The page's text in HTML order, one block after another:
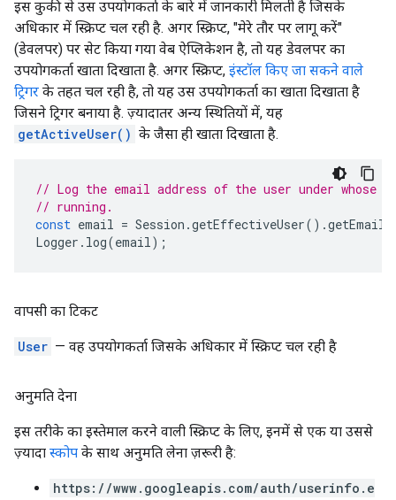
इस कुकी से उस उपयोगकर्ता के बारे में जानकारी मिलती है जिसके
अधिकार में स्क्रिप्ट चल रही है. अगर स्क्रिप्ट, "मेरे तौर पर लागू करें"
(डेवलपर) पर सेट किया गया वेब ऐप्लिकेशन है, तो यह डेवलपर का
उपयोगकर्ता खाता दिखाता है. अगर स्क्रिप्ट, इंस्टॉल किए जा सकने वाले
ट्रिगर के तहत चल रही है, तो यह उस उपयोगकर्ता का खाता दिखाता है
जिसने ट्रिगर बनाया है. ज़्यादातर अन्य स्थितियों में, यह
getActiveUser() के जैसा ही खाता दिखाता है.
// Log the email address of the user under
// running.
const email = Session .getEffectiveUser().getEmail
Logger . log(email);
वापसी का टिकट
User — वह उपयोगकर्ता जिसके अधिकार में स्क्रिप्ट चल रही है
अनुमति देना
इस तरीके का इस्तेमाल करने वाली स्क्रिप्ट के लिए, इनमें से एक या उससे
ज़्यादा स्कोप के साथ अनुमति लेना ज़रूरी है:
https://www.googleapis.com/auth/userinfo.e